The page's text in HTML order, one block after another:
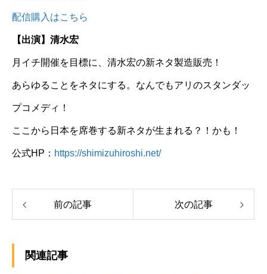
配信購入はこちら
【出演】清水宏
月イチ開催を目標に、清水宏の新ネタ製造販売！
あらゆることをネタにする。なんでもアリのスタンダッ
プコメディ！
ここから日本を席巻する新ネタが生まれる？！かも！
公式HP： https://shimizuhiroshi.net/
前の記事 次の記事
関連記事